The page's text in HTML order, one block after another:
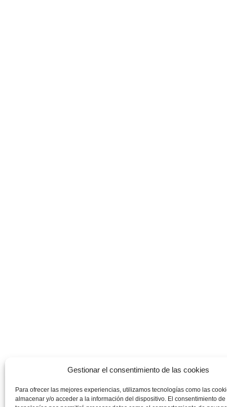
Gestionar el consentimiento de las cookies
Para ofrecer las mejores experiencias, utilizamos tecnologías como las
almacenar y/o acceder a la información del dispositivo. El consentimiento de